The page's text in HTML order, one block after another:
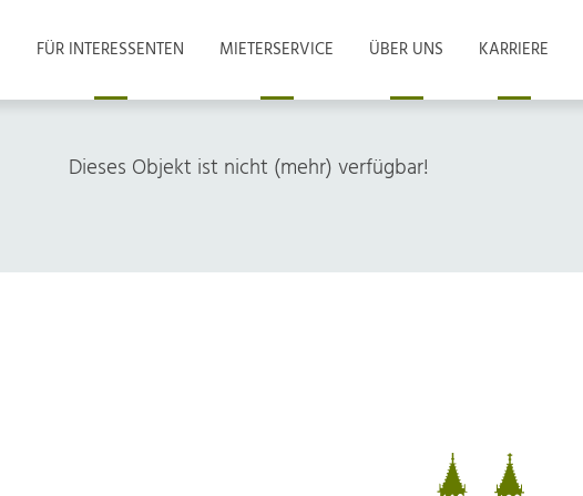
FÜR INTERESSENTEN MIETERSERVICE ÜBER UNS KARRIERE
Dieses Objekt ist nicht (mehr) verfügbar!